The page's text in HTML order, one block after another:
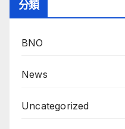
分類
BNO
News
Uncategorized